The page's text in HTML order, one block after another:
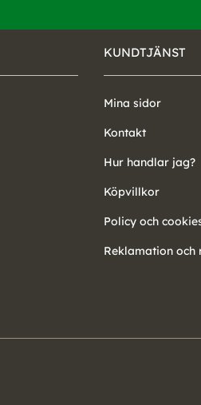
KUNDTJÄNST
Mina sidor
Kontakt
Hur handlar jag?
Köpvillkor
Policy och
Reklamation och